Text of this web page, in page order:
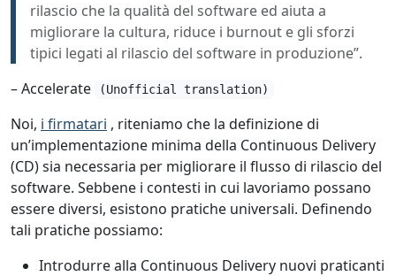
rilascio che la qualità del software ed aiuta a
migliorare la cultura, riduce i burnout e gli sforzi
tipici legati al rilascio del software in produzione”.
– Accelerate
(Unofficial translation)
Noi, i firmatari , riteniamo che la definizione di
un’implementazione minima della Continuous Delivery
(CD) sia necessaria per migliorare il flusso di rilascio del
software. Sebbene i contesti in cui lavoriamo possano
essere diversi, esistono pratiche universali. Definendo
tali pratiche possiamo:
Introdurre alla Continuous Delivery nuovi praticanti